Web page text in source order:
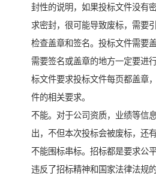
封性的说明，如果投标文件没有
求密封，很可能导致废标，需要
检查盖章和签名。投标文件需要
需要签名或盖章的地方一定要进
标文件要求投标文件每页都盖章
件的相关要求。
不能。对于公司资质，业绩等信
出，不但本次投标会被废标，还
不能围标串标。招标都是要求公
违反了招标精神和国家法律法规